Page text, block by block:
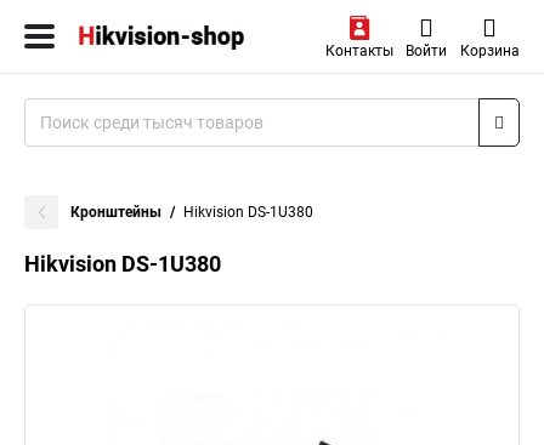
Контакты Войти Корзина
Кронштейны Hikvision DS-1U380
Hikvision DS-1U380